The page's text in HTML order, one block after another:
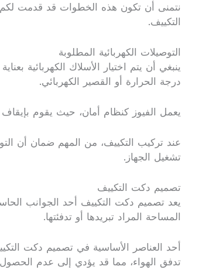
نتمنى أن تكون هذه الخطوات قد قدمت لكم
التكييف.
التوصيلات الكهربائية المطلوبة
ينبغي أن يتم اختيار الأسلاك الكهربائية
درجة الحرارة أو القصير الكهربائي.
يعمل الفيوز كنظام أمان، حيث يقوم
عند تركيب التكييف، من المهم ضمان أن
تشغيل الجهاز.
تصميم دكت التكييف
يعد تصميم دكت التكييف أحد الجوانب
المساحة المراد تبريدها أو تدفئتها.
أحد العناصر الأساسية في تصميم دكت
تدفق الهواء، مما قد يؤدي إلى عدم